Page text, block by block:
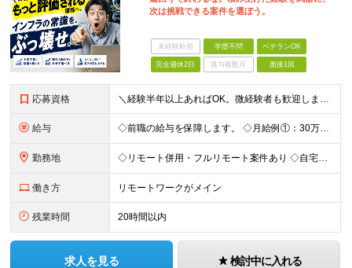
次は挑戦できる案件を選ぼう。
未経験歓迎 学歴不問 ベテランOK
完全週休2日 賞与複数月 面接1回
応募資格 ＼経験半年以上あればOK。微経験者も歓迎します！／ ■ インフラエンジニアとしての経験がある方 （運用・構築・設計など工程不問／オンプレ・クラウド不問） ■ 学歴不問・第二新卒歓迎 ■ 社会人歴1
給与 ◇前職の給与を保障します。 ◇月給例①：30万～ ※経験1年程度を目安 ◇月給例②：41万～ ※経験3年程度を目安 ※試用期間6か月（給与・待遇の変動はありません。） ＼昇給について／ 案件単価の
勤務地 ◇リモート併用・フルリモート案件あり ◇自宅、または案件先（東京23区がメイン・埼玉・神奈川・千葉にもあり） ＼管理がなく自由な環境／ 日報はもちろん、帰社日の強制も一切なし！ 自分らしく働ける環境
働き方 リモートワークがメイン
残業時間 20時間以内
求人を見る 検討中に入れる